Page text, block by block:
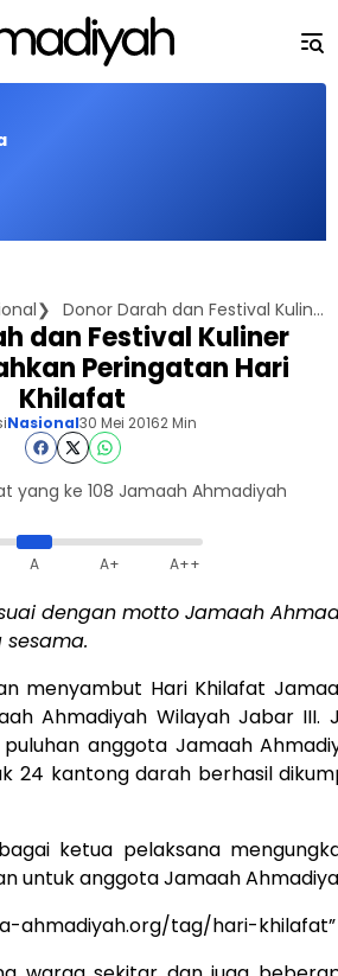
Donor Darah dan Festival Kuliner Turut Meriahkan Peringatan Hari Khilafat
dan Festival Kuliner
Peringatan Hari
Khilafat
Nasional30 Mei 20162 Min
yang ke 108 Jamaah Ahmadiyah
A A+ A++
dengan motto Jamaah
menyambut Hari Khilafat
Ahmadiyah Wilayah Jabar III.
anggota Jamaah
24 kantong darah berhasil
ketua pelaksana
untuk anggota Jamaah
ahmadiyah.org/tag/hari-khilafat”